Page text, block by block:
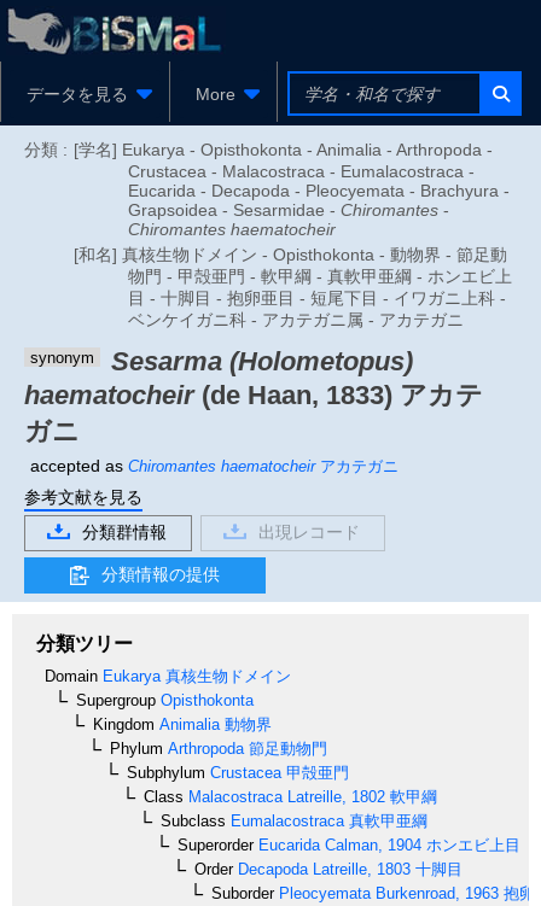
データを見る More
分類 : [学名] Eukarya - Opisthokonta - Animalia - Arthropoda -
Crustacea - Malacostraca - Eumalacostraca -
Eucarida - Decapoda - Pleocyemata - Brachyura -
Grapsoidea - Sesarmidae - Chiromantes -
Chiromantes haematocheir
[和名] 真核生物ドメイン - Opisthokonta - 動物界 - 節足動
物門 - 甲殻亜門 - 軟甲綱 - 真軟甲亜綱 - ホンエビ上
目 - 十脚目 - 抱卵亜目 - 短尾下目 - イワガニ上科 -
ベンケイガニ科 - アカテガニ属 - アカテガニ
synonym
Sesarma (Holometopus)
haematocheir(de Haan, 1833) アカテ
ガニ
accepted as Chiromantes haematocheirアカテガニ
参考文献を見る
分類群情報
出現レコード
分類情報の提供
分類ツリー
Domain Eukarya 真核生物ドメイン
Supergroup Opisthokonta
Kingdom Animalia 動物界
Phylum Arthropoda 節足動物門
Subphylum Crustacea 甲殻亜門
Class Malacostraca Latreille, 1802 軟甲綱
Subclass Eumalacostraca 真軟甲亜綱
SuperorderEucarida Calman, 1904 ホンエビ上目
OrderDecapoda Latreille, 1803 十脚目
SuborderPleocyemata Burkenroad, 1963 抱卵